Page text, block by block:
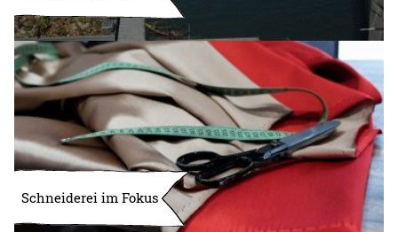
Schneiderei im Fokus